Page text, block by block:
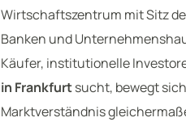
Wirtschaftszentrum mit Sitz
Banken und
Käufer, institutionelle
in Frankfurtsucht, bewegt
Marktverständnis